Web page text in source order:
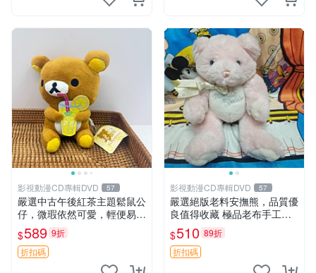
影視動漫CD專輯DVD 57
嚴選中古午後紅茶主題鬆鼠公
仔，微瑕依然可愛，輕便易運
送 二手收藏推薦 工廠直營 快
遞到府 中古 玩偶 公仔
$589 9折
折扣碼
影視動漫CD專輯DVD 57
嚴選絕版老料安撫熊，品質優
良值得收藏 極品老布手工安
撫搖鈴玩具，適合哄睡寶貝
超柔老料搖鈴熊，專為孩子設
計的安心伴護 推薦絕版老布
製工藝搖鈴熊，可當作童
$510 89折
折扣碼